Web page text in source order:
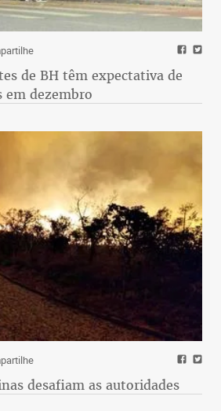
de BH têm expectativa de
em dezembro
desafiam as autoridades